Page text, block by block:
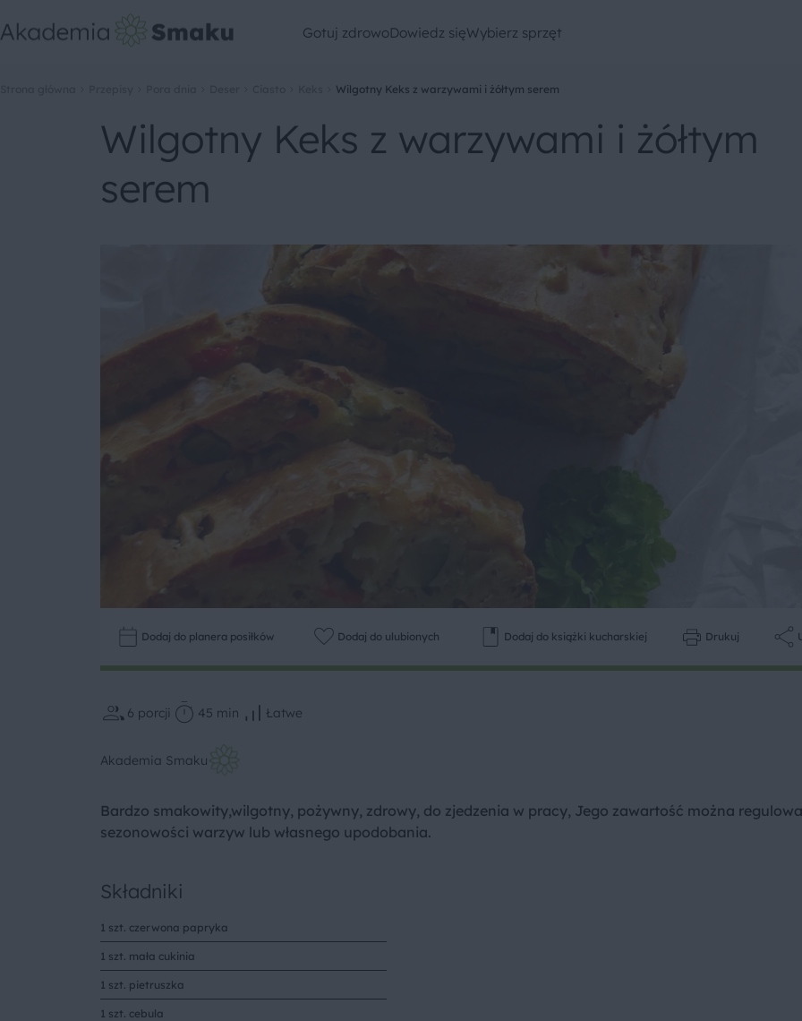
Gotuj zdrowoDowiedz sięWybierz sprzęt
Wilgotny Keks z warzywami i żółtym serem
Wilgotny Keks z warzywami i żółtym
serem
Dodaj do planera posiłków Dodaj do ulubionych Dodaj do książki kucharskiej Drukuj
6 porcji 45 min Łatwe
Akademia Smaku
Bardzo smakowity,wilgotny, pożywny, zdrowy, do zjedzenia w pracy, Jego zawartość można
sezonowości warzyw lub własnego upodobania.
Składniki
1 szt. czerwona papryka
1 szt. mała cukinia
1 szt. pietruszka
1 szt. cebula